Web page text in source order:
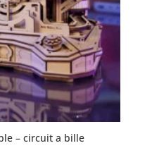
– circuit a bille